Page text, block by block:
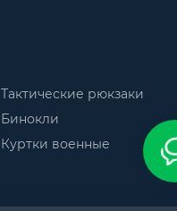
Тактические рюкзаки
Бинокли
Куртки военные